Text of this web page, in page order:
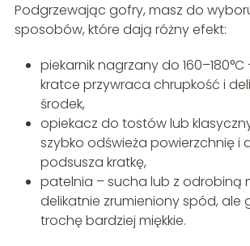
Podgrzewając gofry, masz do
sposobów, które dają różny efekt:
piekarnik nagrzany do
kratce przywraca chrupkość i
środek,
opiekacz do tostów lub
szybko odświeża powierzchnię i
podsusza kratkę,
patelnia – sucha lub z odrobiną
delikatnie zrumieniony spód,
trochę bardziej miękkie.